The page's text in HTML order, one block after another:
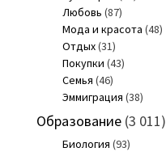
Любовь (87)
Мода и красота (48)
Отдых(31)
Покупки (43)
Семья (46)
Эммиграция (38)
Образование(3 011)
Биология (93)